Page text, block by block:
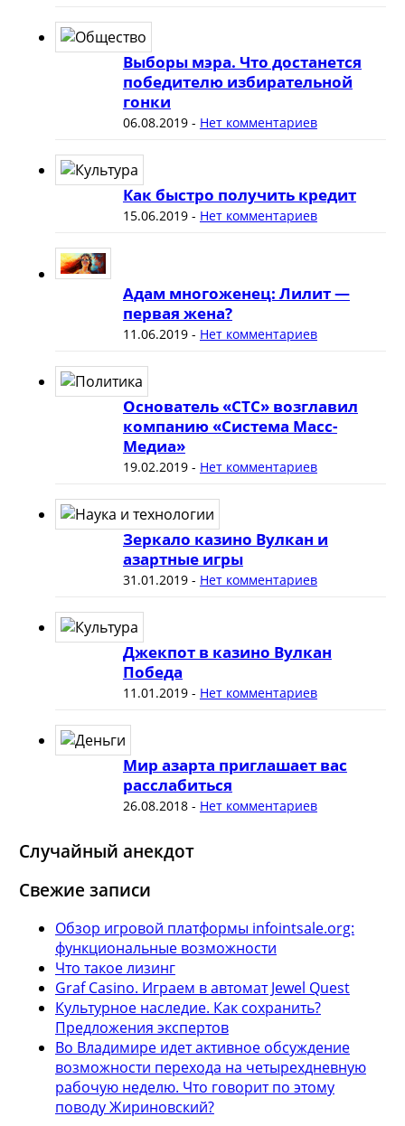
Выборы мэра. Что достанется
победителю избирательной
гонки
06.08.2019- Нет комментариев
Как быстро получить кредит
15.06.2019- Нет комментариев
Адам многоженец: Лилит —
первая жена?
11.06.2019- Нет комментариев
Основатель «СТС» возглавил
компанию «Система Масс-
Медиа»
19.02.2019- Нет комментариев
Зеркало казино Вулкан и
азартные игры
31.01.2019- Нет комментариев
Джекпот в казино Вулкан
Победа
11.01.2019- Нет комментариев
Мир азарта приглашает вас
расслабиться
26.08.2018- Нет комментариев
Случайный анекдот
Свежие записи
Обзор игровой платформы infointsale.org:
функциональные возможности
Что такое лизинг
Graf Casino. Играем в автомат Jewel Quest
Культурное наследие. Как сохранить?
Предложения экспертов
Во Владимире идет активное обсуждение
возможности перехода на четырехдневную
рабочую неделю. Что говорит по этому
поводу Жириновский?